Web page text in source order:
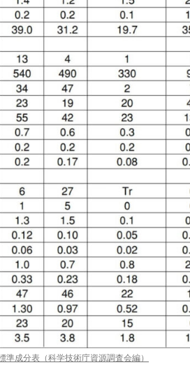
準成分表（科学技術庁資源調査会編）